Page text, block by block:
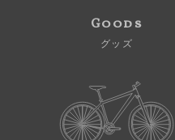
Goods
グッズ